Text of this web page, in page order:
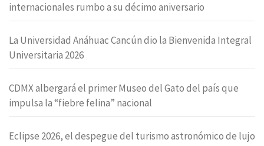
internacionales rumbo a su décimo aniversario
La Universidad Anáhuac Cancún dio la Bienvenida Integral
Universitaria 2026
CDMX albergará el primer Museo del Gato del país que
impulsa la “fiebre felina” nacional
Eclipse 2026, el despegue del turismo astronómico de lujo